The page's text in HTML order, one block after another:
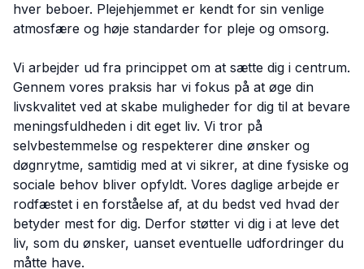
hver beboer. Plejehjemmet er kendt for sin venlige
atmosfære og høje standarder for pleje og omsorg.
Vi arbejder ud fra princippet om at sætte dig i centrum.
Gennem vores praksis har vi fokus på at øge din
livskvalitet ved at skabe muligheder for dig til at bevare
meningsfuldheden i dit eget liv. Vi tror på
selvbestemmelse og respekterer dine ønsker og
døgnrytme, samtidig med at vi sikrer, at dine fysiske og
sociale behov bliver opfyldt. Vores daglige arbejde er
rodfæstet i en forståelse af, at du bedst ved hvad der
betyder mest for dig. Derfor støtter vi dig i at leve det
liv, som du ønsker, uanset eventuelle udfordringer du
måtte have.